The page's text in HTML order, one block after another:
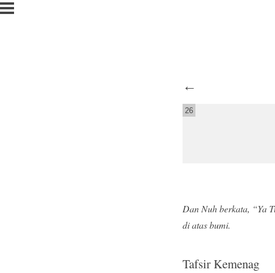
←
26
Dan Nuh berkata, “Ya
di atas bumi.
Tafsir Kemenag